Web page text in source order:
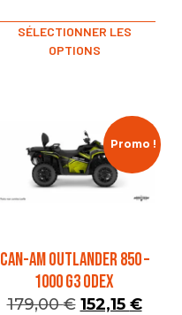
SÉLECTIONNER LES
OPTIONS
Promo !
CAN-AM OUTLANDER 850 –
1000 G3 ODEX
179,00€ 152,15 €